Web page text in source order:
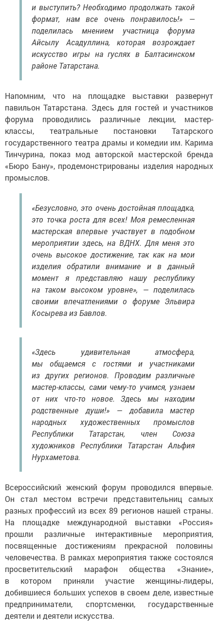
и выступить? Необходимо продолжать такой
формат, нам все очень понравилось!» —
поделилась мнением участница форума
Айсылу Асадуллина, которая возрождает
искусство игры на гуслях в Балтасинском
районе Татарстана.
Напомним, что на площадке выставки развернут
павильон Татарстана. Здесь для гостей и участников
форума проводились различные лекции, мастер-
классы, театральные постановки Татарского
государственного театра драмы и комедии им. Карима
Тинчурина, показ мод авторской мастерской бренда
«Бюро Бану», продемонстрированы изделия народных
промыслов.
«Безусловно, это очень достойная площадка,
это точка роста для всех! Моя ремесленная
мастерская впервые участвует в подобном
мероприятии здесь, на ВДНХ. Для меня это
очень высокое достижение, так как на мои
изделия обратили внимание и в данный
момент я представляю нашу республику
на таком высоком уровне», — поделилась
своими впечатлениями о форуме Эльвира
Косырева из Бавлов.
«Здесь удивительная атмосфера,
мы общаемся с гостями и участниками
из других регионов. Проводим различные
мастер-классы, сами чему-то учимся, узнаем
от них что-то новое. Здесь мы находим
родственные души!» — добавила мастер
народных художественных промыслов
Республики Татарстан, член Союза
художников Республики Татарстан Альфия
Нурхаметова.
Всероссийский женский форум проводился впервые.
Он стал местом встречи представительниц самых
разных профессий из всех 89 регионов нашей страны.
На площадке международной выставки «Россия»
прошли различные интерактивные мероприятия,
посвященные достижениям прекрасной половины
человечества. В рамках мероприятия также состоялся
просветительский марафон общества «Знание»,
в котором приняли участие женщины-лидеры,
добившиеся больших успехов в своем деле, известные
предприниматели, спортсменки, государственные
деятели и деятели искусства.